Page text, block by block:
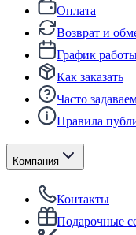
Оплата
Возврат и
График
Как заказать
Часто
Правила
Компания
Контакты
Подарочные